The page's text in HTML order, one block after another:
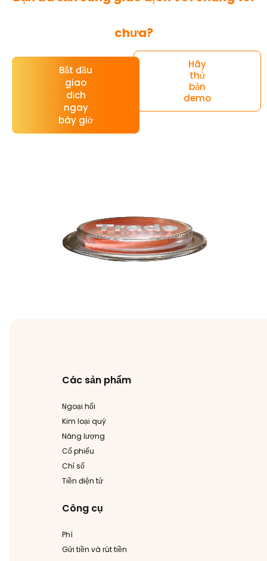
chưa?
Bắt đầu
giao
dịch
ngay
bây giờ
Hãy
thử
bản
demo
Các sản phẩm
Ngoại hối
Kim loại quý
Năng lượng
Cổ phiếu
Chỉ số
Tiền điện tử
Công cụ
Phí
Gửi tiền và rút tiền